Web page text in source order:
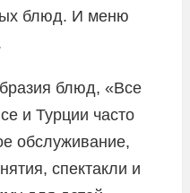
блюд. И меню
блюд, «Все
и Турции часто
обслуживание,
спектакли и